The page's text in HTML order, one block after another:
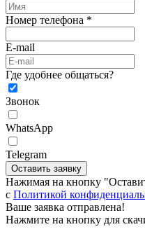
Номер телефона *
E-mail
Где удобнее общаться?
Звонок
WhatsApp
Telegram
Оставить заявку
Нажимая на кнопку
c Политикой
Ваше заявка отправлена!
Нажмите на кнопку для